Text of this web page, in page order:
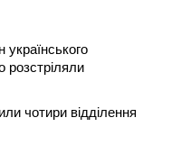
українського
розстріляли
чотири відділення